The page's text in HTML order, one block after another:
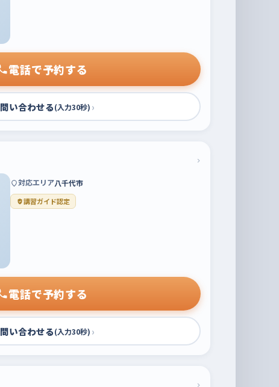
電話で予約する
問い合わせる(入力30秒) ›
›
対応エリア八千代市
講習ガイド認定
電話で予約する
問い合わせる(入力30秒) ›
›